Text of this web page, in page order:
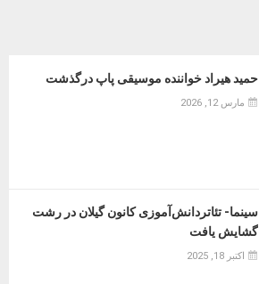
حمید هیراد خواننده موسیقی پاپ درگذشت
مارس 12, 2026
سینما- ‌تئاتر‌دانش‌آموزی کانون گیلان در رشت
گشایش یافت
اکتبر 18, 2025